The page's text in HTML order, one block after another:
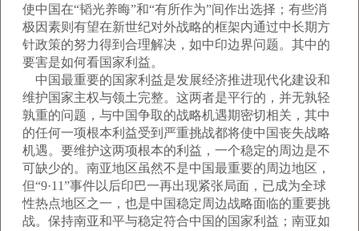
使中国在“韬光养晦”和“有所作为”间作出选择；有些消
极因素则有望在新世纪对外战略的框架内通过中长期方
针政策的努力得到合理解决，如中印边界问题。其中的
要害是如何看国家利益。
中国最重要的国家利益是发展经济推进现代化建设和
维护国家主权与领土完整。这两者是平行的，并无孰轻
孰重的问题，与中国争取的战略机遇期密切相关，其中
的任何一项根本利益受到严重挑战都将使中国丧失战略
机遇。要维护这两项根本的利益，一个稳定的周边是不
可缺少的。南亚地区虽然不是中国最重要的周边地区，
但“9·11”事件以后印巴一再出现紧张局面，已成为全球
性热点地区之一，也是中国稳定周边战略面临的重要挑
战。保持南亚和平与稳定符合中国的国家利益；南亚如